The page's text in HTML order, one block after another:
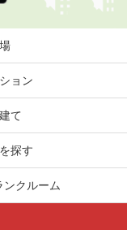
ョン
て
探す
クルーム